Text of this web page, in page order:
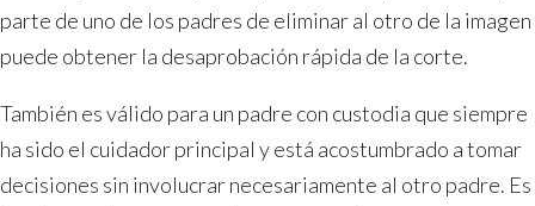
parte de uno de los padres de eliminar al otro de la imagen
puede obtener la desaprobación rápida de la corte.
También es válido para un padre con custodia que siempre
ha sido el cuidador principal y está acostumbrado a tomar
decisiones sin involucrar necesariamente al otro padre. Es